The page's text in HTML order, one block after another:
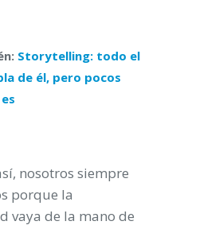
Storytelling: todo el
de él, pero pocos
nosotros siempre
porque la
vaya de la mano de